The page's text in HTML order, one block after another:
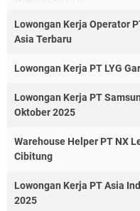
Lowongan Kerja Operator
Asia Terbaru
Lowongan Kerja PT LYG
Lowongan Kerja PT
Oktober 2025
Warehouse Helper PT NX
Cibitung
Lowongan Kerja PT Asia
2025